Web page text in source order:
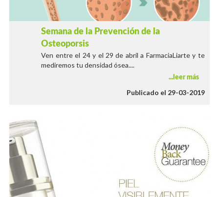
Semana de la Prevención de la
Osteoporsis
Ven entre el 24 y el 29 de abril a FarmaciaLiarte y te
mediremos tu densidad ósea....
leer más
Publicado el 29-03-2019